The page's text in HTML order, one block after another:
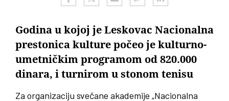
Godina u kojoj je Leskovac Nacionalna
prestonica kulture počeo je kulturno-
umetničkim programom od 820.000
dinara, i turnirom u stonom tenisu
Za organizaciju svečane akademije „Nacionalna